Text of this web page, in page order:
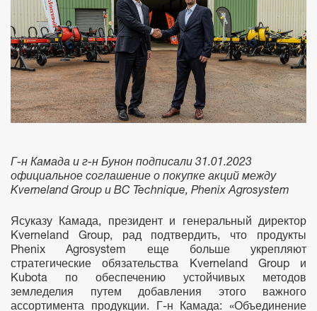
Г-н Камада и г-н Бунон подписали 31.01.2023
официальное соглашение о покупке акций между
Kverneland Group и BC Technique, Phenix Agrosystem
Ясуказу Камада, президент и генеральный директор
Kverneland Group, рад подтвердить, что продукты
Phenix Agrosystem еще больше укрепляют
стратегические обязательства Kverneland Group и
Kubota по обеспечению устойчивых методов
земледелия путем добавления этого важного
ассортимента продукции. Г-н Камада: «Объединение